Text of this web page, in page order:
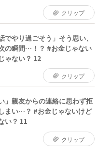
クリップ
でやり過ごそう」そう思い、
の瞬間…！？ #お金じゃない
ゃない？ 12
クリップ
」親友からの連絡に思わず拒
まい…？ #お金じゃないけど
い？ 11
クリップ